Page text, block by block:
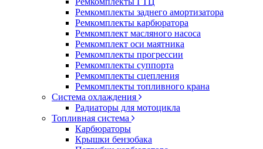
Ремкомплекты заднего амортизатора
Ремкомплекты карбюратора
Ремкомплект масляного насоса
Ремкомплект оси маятника
Ремкомплекты прогрессии
Ремкомплекты суппорта
Ремкомплекты сцепления
Ремкомплекты топливного крана
Система охлаждения
Радиаторы для мотоцикла
Топливная система
Карбюраторы
Крышки бензобака